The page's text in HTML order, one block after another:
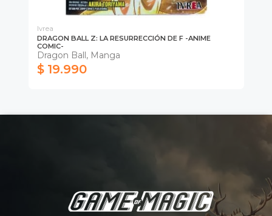
Ivrea
DRAGON BALL Z: LA RESURRECCIÓN DE F -ANIME
COMIC-
Dragon Ball, Manga
$ 19.990